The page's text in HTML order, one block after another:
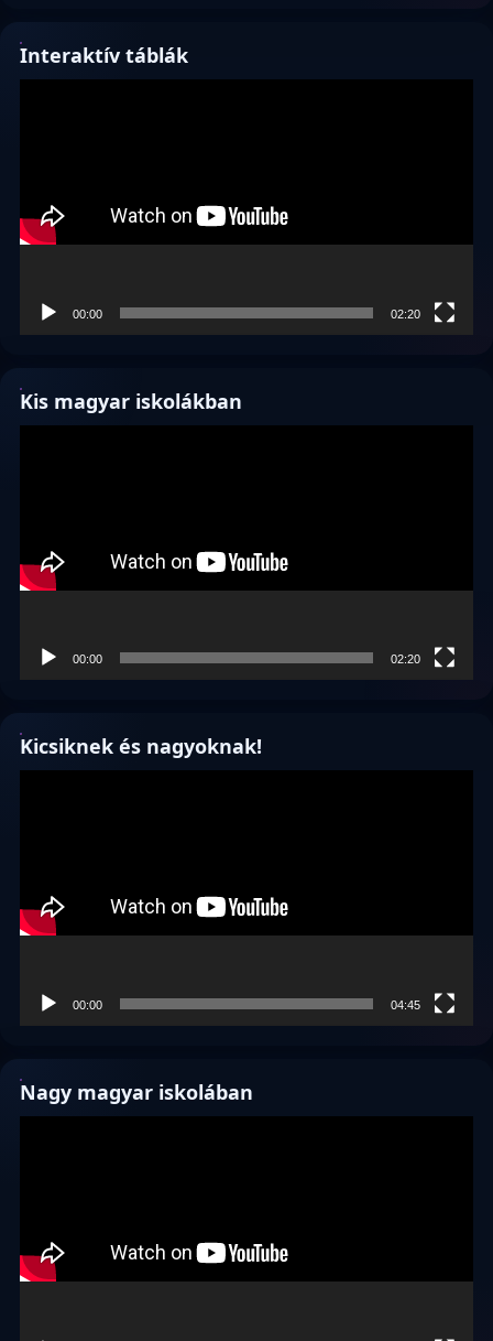
Interaktív táblák
00:00 02:20
Kis magyar iskolákban
00:00 02:20
Kicsiknek és nagyoknak!
00:00 04:45
Nagy magyar iskolában